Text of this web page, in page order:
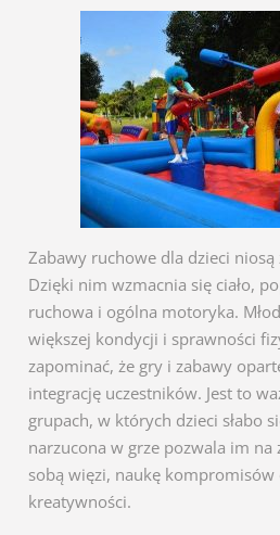
Zabawy ruchowe dla dzieci
Dzięki nim wzmacnia się ciało,
ruchowa i ogólna motoryka.
większej kondycji i sprawności
zapominać, że gry i zabawy
integrację uczestników. Jest to
grupach, w których dzieci słabo
narzucona w grze pozwala im na
sobą więzi, naukę
kreatywności.